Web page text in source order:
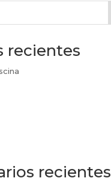
recientes
recientes